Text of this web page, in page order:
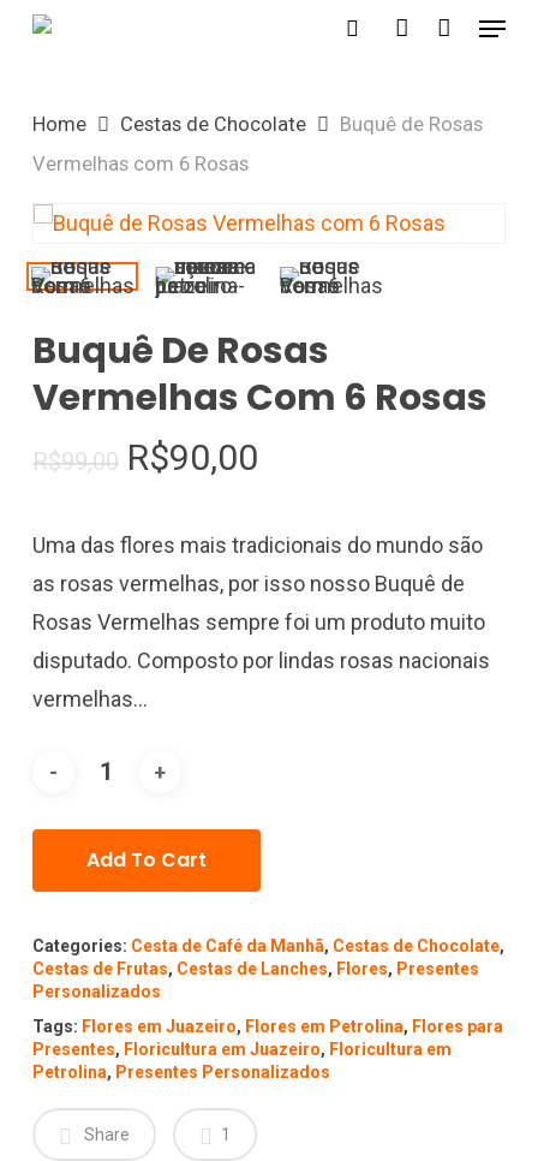
Skip
content
Menu
Home Cestas de Chocolate
Buquê de Rosas
Vermelhas com 6 Rosas
Buquê De Rosas
Vermelhas Com 6 Rosas
R$99,00 R$90,00
Uma das flores mais tradicionais do mundo são
as rosas vermelhas, por isso nosso Buquê de
Rosas Vermelhas sempre foi um produto muito
disputado. Composto por lindas rosas nacionais
vermelhas…
Add To Cart
Categories: Cesta de Café da Manhã, Cestas de Chocolate,
Cestas de Frutas, Cestas de Lanches, Flores, Presentes
Personalizados
Tags: Flores em Juazeiro, Flores em Petrolina, Flores para
Presentes, Floricultura em Juazeiro, Floricultura em
Petrolina, Presentes Personalizados
Share 1
Menu